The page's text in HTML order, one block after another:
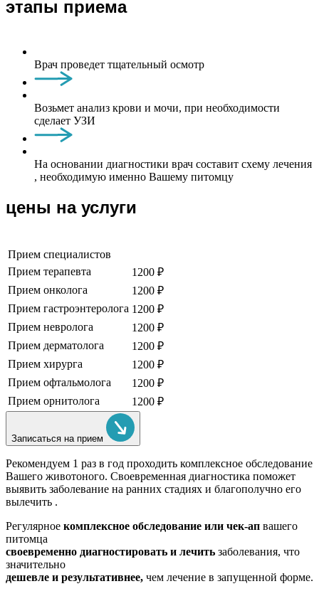
этапы приема
Врач проведет тщательный осмотр
Возьмет анализ крови и мочи, при необходимости
сделает УЗИ
На основании диагностики врач составит схему лечения
, необходимую именно Вашему питомцу
цены на услуги
Прием специалистов
Прием терапевта
1200 ₽
Прием онколога
1200 ₽
Прием гастроэнтеролога 1200 ₽
Прием невролога
1200 ₽
Прием дерматолога
1200 ₽
Прием хирурга
1200 ₽
Прием офтальмолога
1200 ₽
Прием орнитолога
1200 ₽
Записаться на прием
Рекомендуем 1 раз в год проходить комплексное обследование
Вашего животоного. Своевременная диагностика поможет
выявить заболевание на ранних стадиях и благополучно его
вылечить .
Регулярное комплексное обследование или чек-ап вашего
питомца
своевременно диагностировать и лечить заболевания, что
значительно
дешевле и результативнее, чем лечение в запущенной форме.